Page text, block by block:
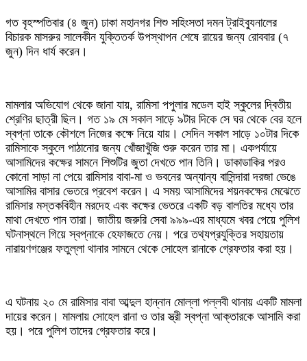
গত বৃহস্পতিবার (৪ জুন) ঢাকা মহানগর শিশু সহিংসতা দমন ট্রাইব্যুনালের
বিচারক মাসরুর সালেকীন যুক্তিতর্ক উপস্থাপন শেষে রায়ের জন্য রোববার (৭
জুন) দিন ধার্য করেন।
মামলার অভিযোগ থেকে জানা যায়, রামিসা পপুলার মডেল হাই স্কুলের দ্বিতীয়
শ্রেণির ছাত্রী ছিল। গত ১৯ মে সকাল সাড়ে ৯টার দিকে সে ঘর থেকে বের হলে
স্বপ্না তাকে কৌশলে নিজের কক্ষে নিয়ে যায়। সেদিন সকাল সাড়ে ১০টার দিকে
রামিসাকে স্কুলে পাঠানোর জন্য খোঁজাখুঁজি শুরু করেন তার মা। একপর্যায়ে
আসামিদের কক্ষের সামনে শিশুটির জুতা দেখতে পান তিনি। ডাকাডাকির পরও
কোনো সাড়া না পেয়ে রামিসার বাবা-মা ও ভবনের অন্যান্য বাসিন্দারা দরজা ভেঙে
আসামির বাসার ভেতরে প্রবেশ করেন। এ সময় আসামিদের শয়নকক্ষের মেঝেতে
রামিসার মস্তকবিহীন মরদেহ এবং কক্ষের ভেতরে একটি বড় বালতির মধ্যে তার
মাথা দেখতে পান তারা। জাতীয় জরুরি সেবা ৯৯৯-এর মাধ্যমে খবর পেয়ে পুলিশ
ঘটনাস্থলে গিয়ে স্বপ্নাকে হেফাজতে নেয়। পরে তথ্যপ্রযুক্তির সহায়তায়
নারায়ণগঞ্জের ফতুল্লা থানার সামনে থেকে সোহেল রানাকে গ্রেফতার করা হয়।
এ ঘটনায় ২০ মে রামিসার বাবা আব্দুল হান্নান মোল্লা পল্লবী থানায় একটি মামলা
দায়ের করেন। মামলায় সোহেল রানা ও তার স্ত্রী স্বপ্না আক্তারকে আসামি করা
হয়। পরে পুলিশ তাদের গ্রেফতার করে।